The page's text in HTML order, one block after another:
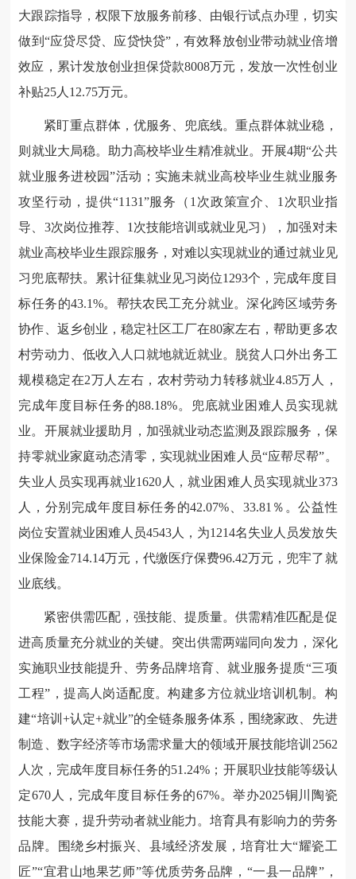
大跟踪指导，权限下放服务前移、由银行试点办理，切实
做到“应贷尽贷、应贷快贷”，有效释放创业带动就业倍增
效应，累计发放创业担保贷款8008万元，发放一次性创业
补贴25人12.75万元。
紧盯重点群体，优服务、兜底线。重点群体就业稳，
则就业大局稳。助力高校毕业生精准就业。开展4期“公共
就业服务进校园”活动；实施未就业高校毕业生就业服务
攻坚行动，提供“1131”服务（1次政策宣介、1次职业指
导、3次岗位推荐、1次技能培训或就业见习），加强对未
就业高校毕业生跟踪服务，对难以实现就业的通过就业见
习兜底帮扶。累计征集就业见习岗位1293个，完成年度目
标任务的43.1%。帮扶农民工充分就业。深化跨区域劳务
协作、返乡创业，稳定社区工厂在80家左右，帮助更多农
村劳动力、低收入人口就地就近就业。脱贫人口外出务工
规模稳定在2万人左右，农村劳动力转移就业4.85万人，
完成年度目标任务的88.18%。兜底就业困难人员实现就
业。开展就业援助月，加强就业动态监测及跟踪服务，保
持零就业家庭动态清零，实现就业困难人员“应帮尽帮”。
失业人员实现再就业1620人，就业困难人员实现就业373
人，分别完成年度目标任务的42.07%、33.81％。公益性
岗位安置就业困难人员4543人，为1214名失业人员发放失
业保险金714.14万元，代缴医疗保费96.42万元，兜牢了就
业底线。
紧密供需匹配，强技能、提质量。供需精准匹配是促
进高质量充分就业的关键。突出供需两端同向发力，深化
实施职业技能提升、劳务品牌培育、就业服务提质“三项
工程”，提高人岗适配度。构建多方位就业培训机制。构
建“培训+认定+就业”的全链条服务体系，围绕家政、先进
制造、数字经济等市场需求量大的领域开展技能培训2562
人次，完成年度目标任务的51.24%；开展职业技能等级认
定670人，完成年度目标任务的67%。举办2025铜川陶瓷
技能大赛，提升劳动者就业能力。培育具有影响力的劳务
品牌。围绕乡村振兴、县域经济发展，培育壮大“耀瓷工
匠”“宜君山地果艺师”等优质劳务品牌，“一县一品牌”，